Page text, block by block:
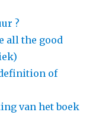
?
all the good
of
van het boek